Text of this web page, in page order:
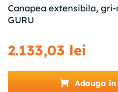
Canapea extensibila,
GURU
2.133,03 lei
Adauga in